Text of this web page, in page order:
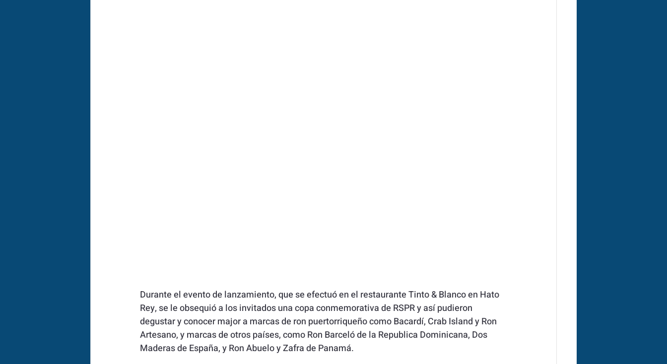
Durante el evento de lanzamiento, que se efectuó en el restaurante Tinto & Blanco en Hato
Rey, se le obsequió a los invitados una copa conmemorativa de RSPR y así pudieron
degustar y conocer major a marcas de ron puertorriqueño como Bacardí, Crab Island y Ron
Artesano, y marcas de otros países, como Ron Barceló de la Republica Dominicana, Dos
Maderas de España, y Ron Abuelo y Zafra de Panamá.